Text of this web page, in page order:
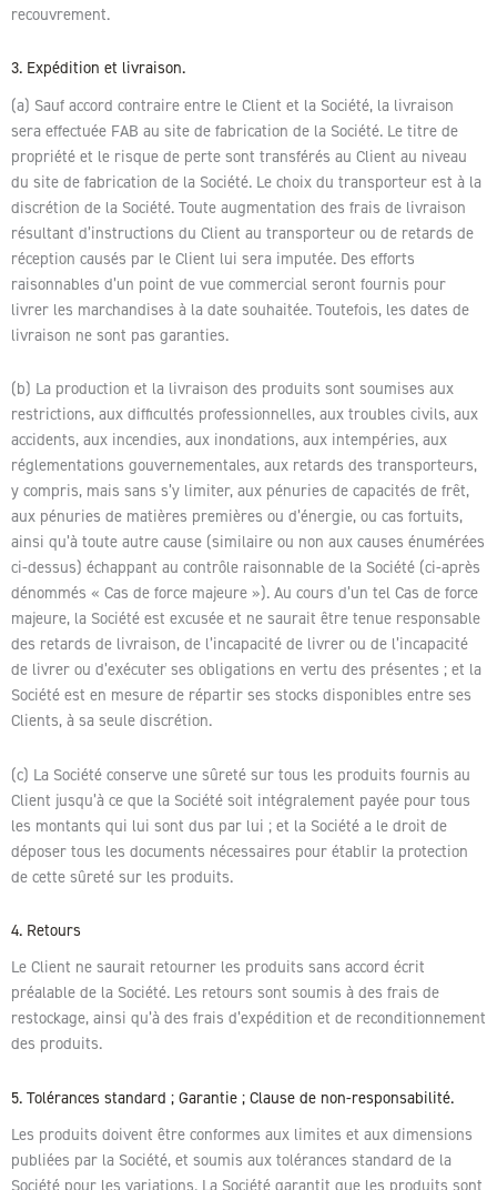
recouvrement.
3. Expédition et livraison.
(a) Sauf accord contraire entre le Client et la Société, la livraison
sera effectuée FAB au site de fabrication de la Société. Le titre de
propriété et le risque de perte sont transférés au Client au niveau
du site de fabrication de la Société. Le choix du transporteur est à la
discrétion de la Société. Toute augmentation des frais de livraison
résultant d’instructions du Client au transporteur ou de retards de
réception causés par le Client lui sera imputée. Des efforts
raisonnables d’un point de vue commercial seront fournis pour
livrer les marchandises à la date souhaitée. Toutefois, les dates de
livraison ne sont pas garanties.
(b) La production et la livraison des produits sont soumises aux
restrictions, aux difficultés professionnelles, aux troubles civils, aux
accidents, aux incendies, aux inondations, aux intempéries, aux
réglementations gouvernementales, aux retards des transporteurs,
y compris, mais sans s’y limiter, aux pénuries de capacités de frêt,
aux pénuries de matières premières ou d’énergie, ou cas fortuits,
ainsi qu’à toute autre cause (similaire ou non aux causes énumérées
ci-dessus) échappant au contrôle raisonnable de la Société (ci-après
dénommés « Cas de force majeure »). Au cours d’un tel Cas de force
majeure, la Société est excusée et ne saurait être tenue responsable
des retards de livraison, de l’incapacité de livrer ou de l’incapacité
de livrer ou d’exécuter ses obligations en vertu des présentes ; et la
Société est en mesure de répartir ses stocks disponibles entre ses
Clients, à sa seule discrétion.
(c) La Société conserve une sûreté sur tous les produits fournis au
Client jusqu’à ce que la Société soit intégralement payée pour tous
les montants qui lui sont dus par lui ; et la Société a le droit de
déposer tous les documents nécessaires pour établir la protection
de cette sûreté sur les produits.
4. Retours
Le Client ne saurait retourner les produits sans accord écrit
préalable de la Société. Les retours sont soumis à des frais de
restockage, ainsi qu’à des frais d’expédition et de reconditionnement
des produits.
5. Tolérances standard ; Garantie ; Clause de non-responsabilité.
Les produits doivent être conformes aux limites et aux dimensions
publiées par la Société, et soumis aux tolérances standard de la
Société pour les variations. La Société garantit que les produits sont